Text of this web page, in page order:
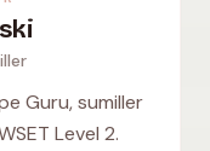
Guru, sumiller
Level 2.